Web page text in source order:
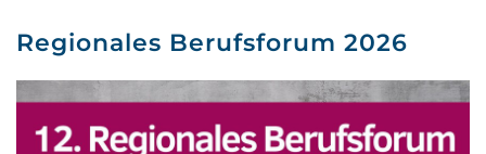
Regionales Berufsforum 2026